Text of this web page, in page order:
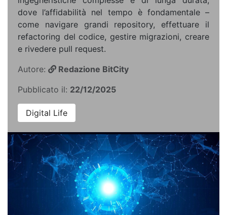
dove l’affidabilità nel tempo è fondamentale –
come navigare grandi repository, effettuare il
refactoring del codice, gestire migrazioni, creare
e rivedere pull request.
Autore:
Redazione BitCity
Pubblicato il: 22/12/2025
Digital Life